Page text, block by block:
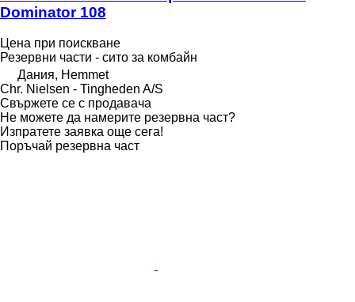
Dominator 108
Цена при поискване
Резервни части - сито за комбайн
Дания, Hemmet
Chr. Nielsen - Tingheden A/S
Свържете се с продавача
Не можете да намерите резервна част?
Изпратете заявка още сега!
Поръчай резервна част